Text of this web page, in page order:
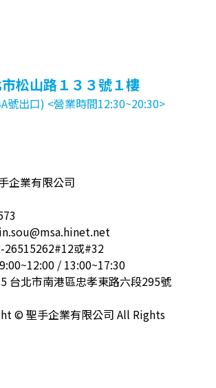
松山路１３３號１樓
號出口) <營業時間12:30~20:30>
企業有限公司
26515262#12或#32
/ 13:00~17:30
台北市南港區忠孝東路六段295號
聖手企業有限公司 All Rights